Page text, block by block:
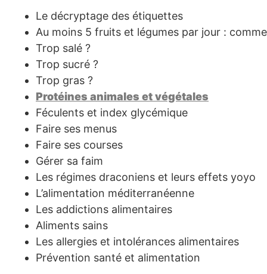
Le décryptage des étiquettes
Au moins 5 fruits et légumes par jour :
Trop salé ?
Trop sucré ?
Trop gras ?
Protéines animales et végétales
Féculents et index glycémique
Faire ses menus
Faire ses courses
Gérer sa faim
Les régimes draconiens et leurs effets yoyo
L’alimentation méditerranéenne
Les addictions alimentaires
Aliments sains
Les allergies et intolérances alimentaires
Prévention santé et alimentation